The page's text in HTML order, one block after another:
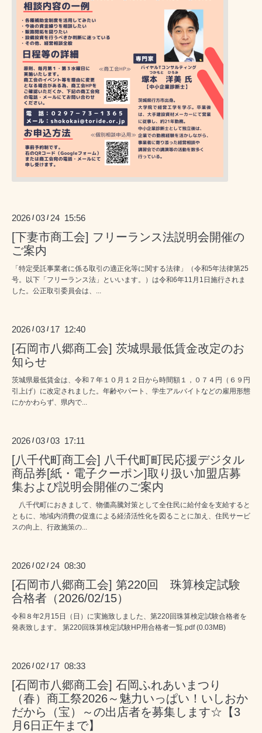
2026 /03 / 24 15:56
[下妻市商工会] フリーランス法説明会開催の
ご案内
「特定受託事業者に係る取引の適正化等に関する法律」（令和5年法律第25
号。以下「フリーランス法」といいます。）は令和6年11月1日施行されま
した。公正取引委員会は、...
2026 /03 / 17 12:40
[石岡市八郷商工会] 茨城県最低賃金改定のお
知らせ
茨城県最低賃金は、令和７年１０月１２日から時間額１，０７４円（６９円
引上げ）に改定されました。年齢やパート、学生アルバイトなどの雇用形態
にかかわらず、県内で...
2026 /03 /03 17:11
[八千代町商工会] 八千代町町民応援デジタル
商品券[紙・電子クーポン]取り扱い加盟店募
集および説明会開催のご案内
八千代町におきまして、物価高騰対策として全住民に給付金を支給すると
ともに、地域内消費の促進による経済活性化を図ることに加え、住民サービ
スの向上、行政施策の...
2026 /02 / 24 08:30
[石岡市八郷商工会] 第220回 珠算検定試験
合格者（2026/02/15）
令和８年2月15日（日）に実施致しました、第220回珠算検定試験合格者を
発表致します。 第220回珠算検定試験HP用合格者一覧.pdf (0.03MB)
2026 /02 / 17 08:33
[石岡市八郷商工会] 石岡ふれあいまつり
（春）商工祭2026～魅力いっぱい！いしおか
だから（宝）～の出店者を募集します☆【3
月6日正午まで】